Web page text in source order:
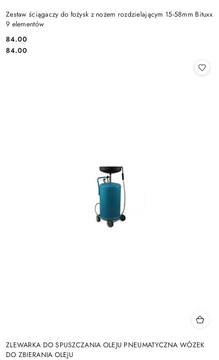
Zestaw ściągaczy do łożysk z nożem rozdzielającym 15-58mm Bituxx
9 elementów
Cena:
84.00
Cena:
84.00
ZLEWARKA DO SPUSZCZANIA OLEJU PNEUMATYCZNA WÓZEK
DO ZBIERANIA OLEJU